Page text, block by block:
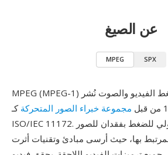
عن الصيغ
MPEG SPX
MPEG (MPEG-1) هو معيار أساسي لضغط الفيديو والصوت نُشر
مجموعة خبراء الصور المتحركة كـ
ISO/IEC 11172. كان أول معيار دولي للضغط بفقدان للصور
بها، حيث أرسى مبادئ وتقنيات أثرت